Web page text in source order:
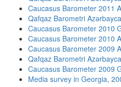
Caucasus Barometer 2011
Qafqaz Barometri
Caucasus Barometer 2010
Caucasus Barometer 2010
Caucasus Barometer 2009
Qafqaz Barometri
Caucasus Barometer 2009
Media survey in Georgia,